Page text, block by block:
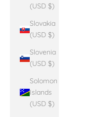
(USD $)
Slovakia
(USD $)
Slovenia
(USD $)
Solomon
Islands
(USD $)